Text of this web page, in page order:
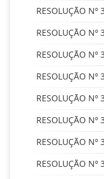
RESOLUÇÃO Nº
RESOLUÇÃO Nº
RESOLUÇÃO Nº
RESOLUÇÃO Nº
RESOLUÇÃO Nº
RESOLUÇÃO Nº
RESOLUÇÃO Nº
RESOLUÇÃO Nº